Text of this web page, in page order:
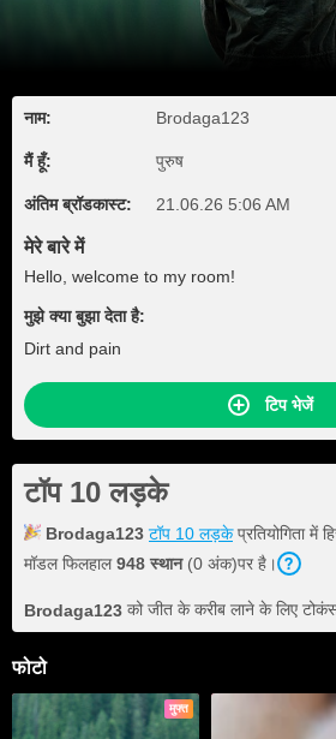
नाम: Brodaga123
मैं हूँ: पुरुष
अंतिम ब्रॉडकास्ट: 21.06.26 5:06 AM
मेरे बारे में
Hello, welcome to my room!
मुझे क्या बुझा देता है:
Dirt and pain
टिप भेजें
टॉप 10 लड़के
Brodaga123 टॉप 10 लड़केप्रतियोगिता में
मॉडल फिलहाल948 स्थान(0 अंक)पर है।
Brodaga123 को जीत के करीब लाने के लिए
फोटो
मुफ्त